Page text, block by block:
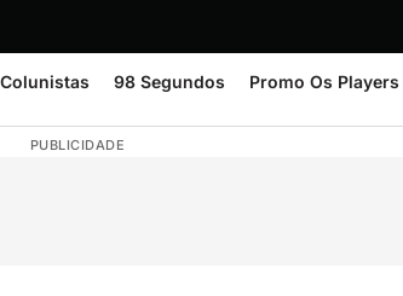
Colunistas 98 Segundos Promo Os Players
PUBLICIDADE